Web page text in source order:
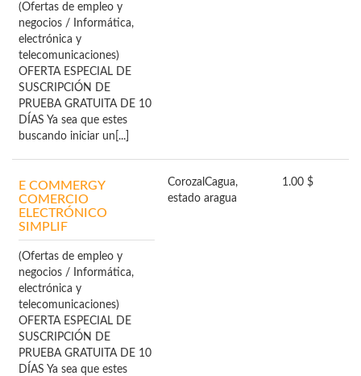
(Ofertas de empleo y
negocios / Informática,
electrónica y
telecomunicaciones)
OFERTA ESPECIAL DE
SUSCRIPCIÓN DE
PRUEBA GRATUITA DE 10
DÍAS Ya sea que estes
buscando iniciar un[...]
E COMMERGY
COMERCIO
ELECTRÓNICO
SIMPLIF
(Ofertas de empleo y
negocios / Informática,
electrónica y
telecomunicaciones)
OFERTA ESPECIAL DE
SUSCRIPCIÓN DE
PRUEBA GRATUITA DE 10
DÍAS Ya sea que estes
Corozal Cagua,
estado aragua
1.00 $